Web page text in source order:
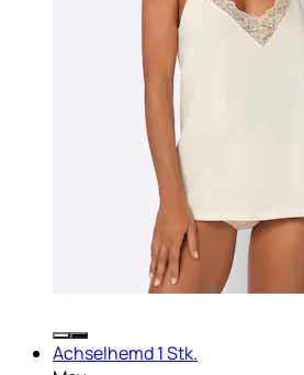
Achselhemd 1 Stk.